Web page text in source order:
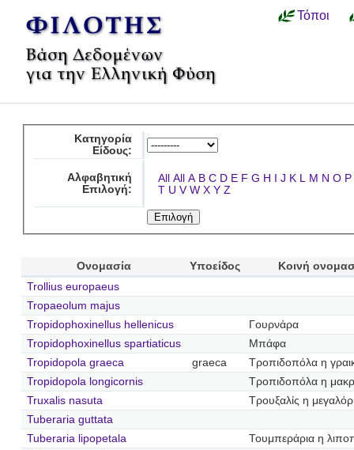
Τόποι
Κατηγορία
Είδους:
Αλφαβητική
Επιλογή:
All All A B C D E F G H I J K L M N O P
T U V W X Y Z
Ονομασία Υποείδος
Κοινή
Trollius europaeus
Tropaeolum majus
Tropidophoxinellus hellenicus
Γουρνάρα
Tropidophoxinellus spartiaticus
Μπάφα
Tropidopola graeca
graeca
Τροπιδοπόλα η
Tropidopola longicornis
Τροπιδοπόλα η
Truxalis nasuta
Τρουξαλίς η
Tuberaria guttata
Tuberaria lipopetala
Τουμπεράρια η